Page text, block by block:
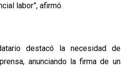
labor”, afirmó.
destacó la necesidad de
anunciando la firma de un